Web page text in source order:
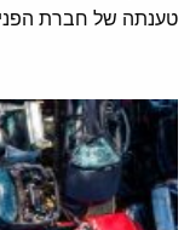
והמשך טיפול
המשפט
החוק קובע הסדר
דרכים אינו רשאי
טענתה של חברת